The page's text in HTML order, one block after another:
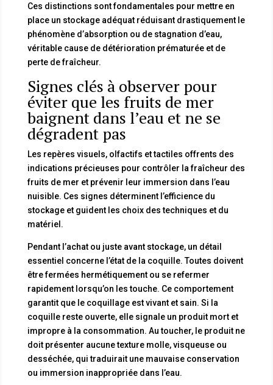
Ces distinctions sont fondamentales pour mettre en
place un stockage adéquat réduisant drastiquement le
phénomène d’absorption ou de stagnation d’eau,
véritable cause de détérioration prématurée et de
perte de fraîcheur.
Signes clés à observer pour
éviter que les fruits de mer
baignent dans l’eau et ne se
dégradent pas
Les repères visuels, olfactifs et tactiles offrents des
indications précieuses pour contrôler la fraîcheur des
fruits de mer et prévenir leur immersion dans l’eau
nuisible. Ces signes déterminent l’efficience du
stockage et guident les choix des techniques et du
matériel.
Pendant l’achat ou juste avant stockage, un détail
essentiel concerne l’état de la coquille. Toutes doivent
être fermées hermétiquement ou se refermer
rapidement lorsqu’on les touche. Ce comportement
garantit que le coquillage est vivant et sain. Si la
coquille reste ouverte, elle signale un produit mort et
impropre à la consommation. Au toucher, le produit ne
doit présenter aucune texture molle, visqueuse ou
desséchée, qui traduirait une mauvaise conservation
ou immersion inappropriée dans l’eau.